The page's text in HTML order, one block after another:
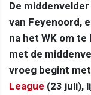
De
van Feyenoord,
na het WK om
met de
vroeg begint
League (23 juli),